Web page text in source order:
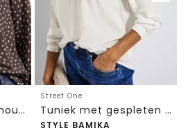
Blouse met lange mouwen en strikdetail
Street One
Tuniek met gespleten hals
STYLE BAMIKA